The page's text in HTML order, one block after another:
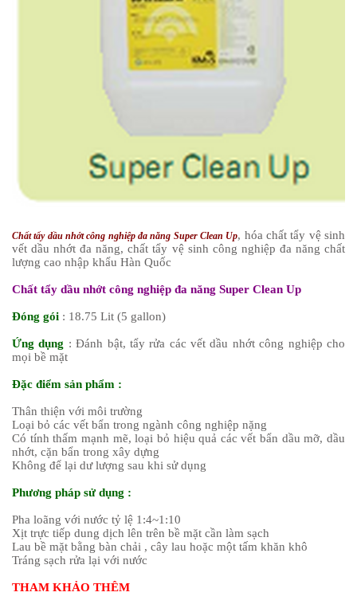
Chất tẩy dầu nhớt công nghiệp đa năng Super Clean Up, hóa chất tẩy vệ sinh
vết dầu nhớt đa năng, chất tẩy vệ sinh công nghiệp đa năng chất
lượng cao nhập khẩu Hàn Quốc
Chất tẩy dầu nhớt công nghiệp đa năng Super Clean Up
Đóng gói : 18.75 Lit (5 gallon)
Ứng dụng : Đánh bật, tẩy rửa các vết dầu nhớt công nghiệp cho
mọi bề mặt
Đặc điểm sản phẩm :
Thân thiện với môi trường
Loại bỏ các vết bẩn trong ngành công nghiệp nặng
Có tính thấm mạnh mẽ, loại bỏ hiệu quả các vết bẩn dầu mỡ, dầu
nhớt, cặn bẩn trong xây dựng
Không để lại dư lượng sau khi sử dụng
Phương pháp sử dụng :
Pha loãng với nước tỷ lệ 1:4~1:10
Xịt trực tiếp dung dịch lên trên bề mặt cần làm sạch
Lau bề mặt bằng bàn chải , cây lau hoặc một tấm khăn khô
Tráng sạch rửa lại với nước
THAM KHẢO THÊM